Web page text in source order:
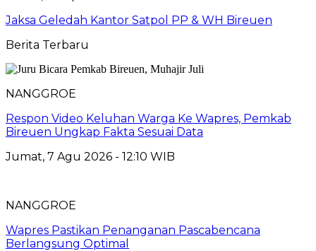
Jaksa Geledah Kantor Satpol PP & WH Bireuen
Berita Terbaru
NANGGROE
Respon Video Keluhan Warga Ke Wapres, Pemkab
Bireuen Ungkap Fakta Sesuai Data
Jumat, 7 Agu 2026 - 12:10 WIB
NANGGROE
Wapres Pastikan Penanganan Pascabencana
Berlangsung Optimal